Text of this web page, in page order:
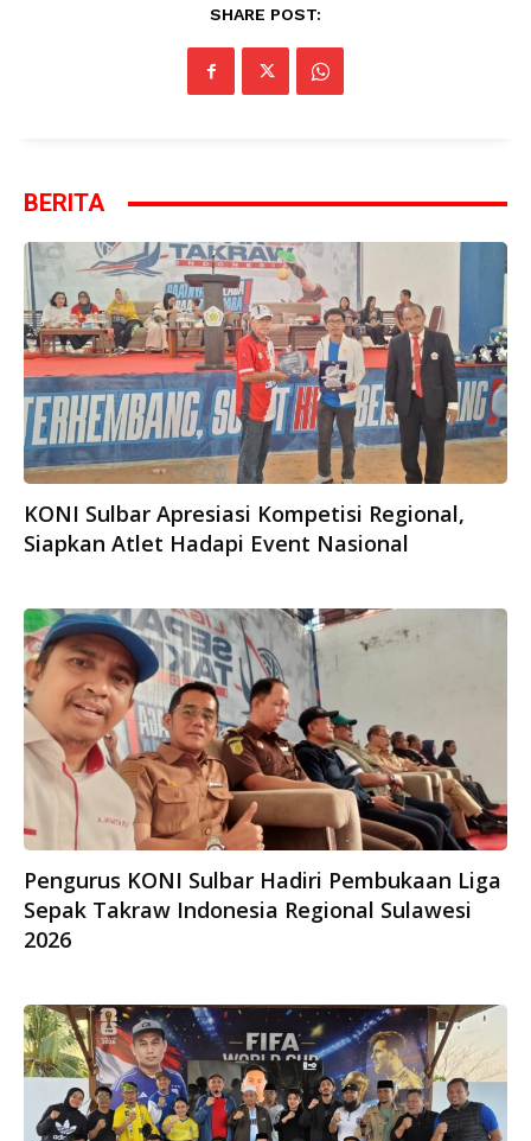
SHARE POST:
BERITA
KONI Sulbar Apresiasi Kompetisi Regional,
Siapkan Atlet Hadapi Event Nasional
Pengurus KONI Sulbar Hadiri Pembukaan Liga
Sepak Takraw Indonesia Regional Sulawesi
2026